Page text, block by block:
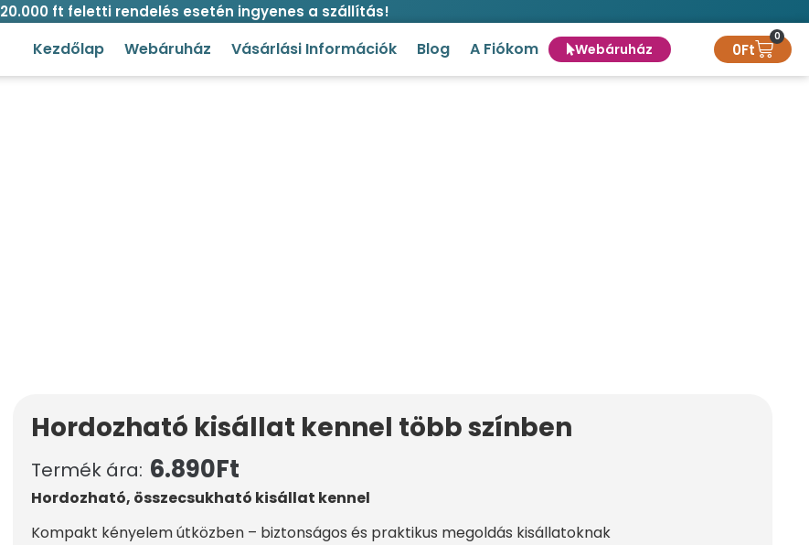
20.000 ft feletti rendelés esetén ingyenes a szállítás!
Kezdőlap Webáruház Vásárlási Információk Blog A Fiókom Webáruház 0Ft
0
Hordozható kisállat kennel több színben
Termék ára: 6.890Ft
Hordozható, összecsukható kisállat kennel
Kompakt kényelem útközben – biztonságos és praktikus megoldás kisállatoknak